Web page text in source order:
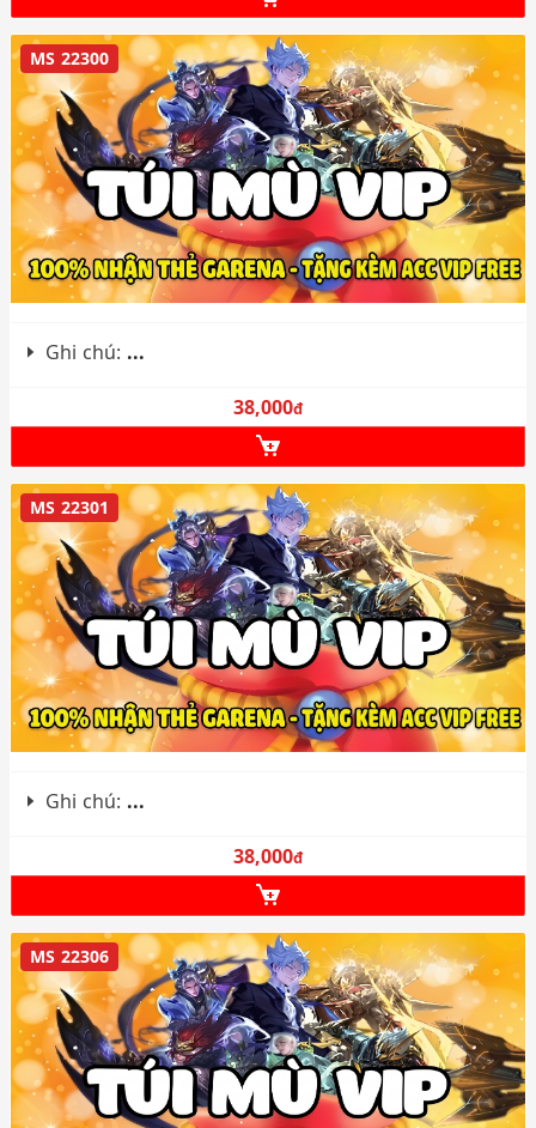
MS 22300
Ghi chú: ...
38,000đ
MS 22301
Ghi chú: ...
38,000đ
MS 22306